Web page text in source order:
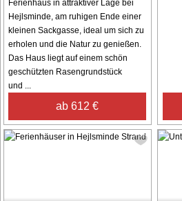
Ferienhaus in attraktiver Lage bei
Hejlsminde, am ruhigen Ende einer
kleinen Sackgasse, ideal um sich zu
erholen und die Natur zu genießen.
Das Haus liegt auf einem schön
geschützten Rasengrundstück
und ...
ab 612 €